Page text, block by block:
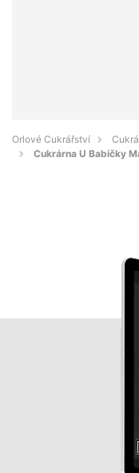
Orlové Cukrářství
Cukrárna U Babičky